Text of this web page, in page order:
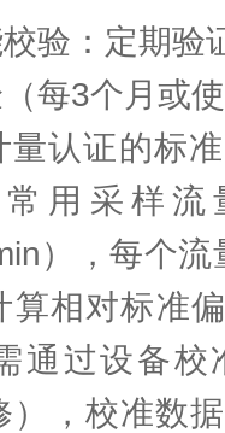
：定期验
3个月或使
证的标准
用采样流
），每个
相对标准
通过设备校
），校准数